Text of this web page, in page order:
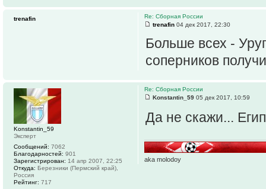
Re: Сборная России
trenafin 04 дек 2017, 22:30
Больше всех -
соперников
trenafin
Re: Сборная России
Konstantin_59 05 дек 2017, 10:59
Да не скажи...
aka molodoy
Konstantin_59
Эксперт
Сообщений: 7062
Благодарностей: 901
Зарегистрирован: 14 апр 2007, 22:25
Откуда: Березники (Пермский край),
Россия
Рейтинг: 717